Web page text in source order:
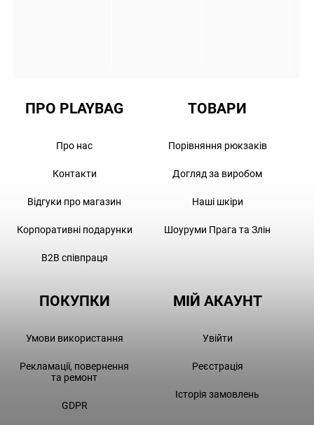
ПРО PLAYBAG
Про нас
Контакти
Відгуки про магазин
Корпоративні подарунки
B2B співпраця
ТОВАРИ
Порівняння рюкзаків
Догляд за виробом
Наші шкіри
Шоуруми Прага та Злін
ПОКУПКИ
Умови використання
Рекламації, повернення
та ремонт
GDPR
МІЙ АКАУНТ
Увійти
Реєстрація
Історія замовлень